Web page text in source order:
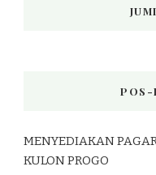
POS-
MENYEDIAKAN
KULON PROGO